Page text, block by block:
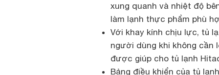
xung quanh và nhiệt độ
làm lạnh thực phẩm phù
Với khay kính chịu lực, tủ
người dùng khi không cần
được giúp cho tủ lạnh
Bảng điều khiển của tủ